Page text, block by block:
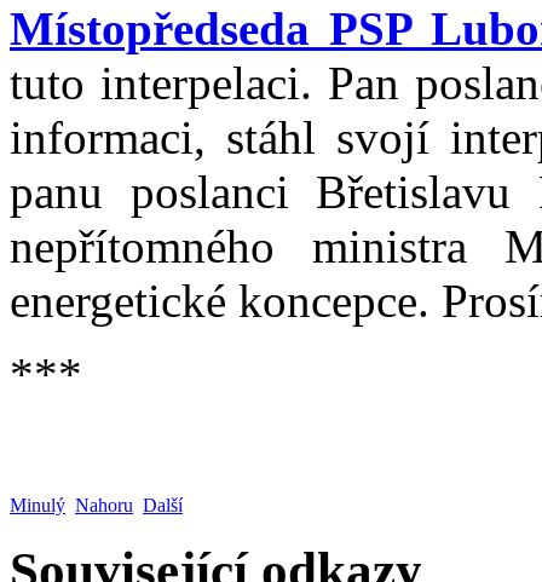
Místopředseda PSP
tuto interpelaci. Pan
informaci, stáhl svojí
panu poslanci Břetislavu
nepřítomného ministra
energetické koncepce.
***
Minulý Nahoru Další
Související odkazy